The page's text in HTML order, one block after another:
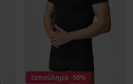
Ξεπούλημα -50%